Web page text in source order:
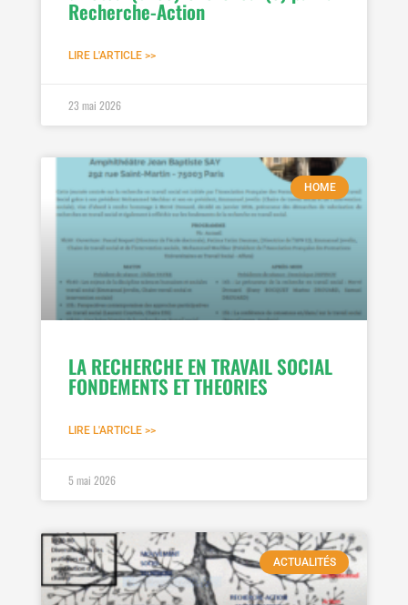
Recherche-Action
LIRE L'ARTICLE >>
23 mai 2026
HOME
LA RECHERCHE EN TRAVAIL SOCIAL
FONDEMENTS ET THEORIES
LIRE L'ARTICLE >>
5 mai 2026
ACTUALITÉS